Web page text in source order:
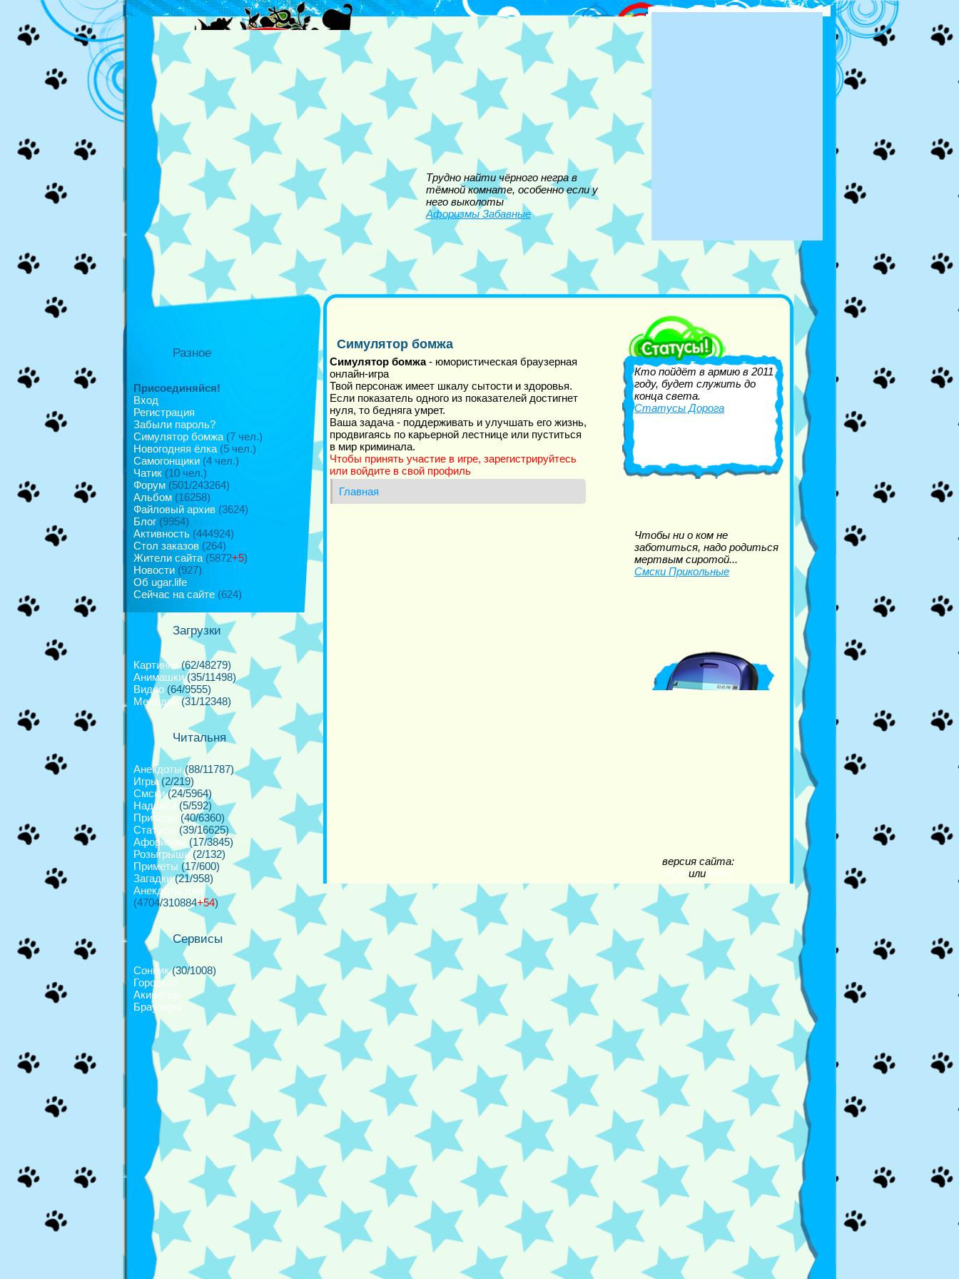
Трудно найти чёрного негра в
тёмной комнате, особенно если у
него выколоты
Афоризмы Забавные
Симулятор бомжа
Симулятор бомжа- юмористическая браузерная
онлайн-игра
Твой персонаж имеет шкалу сытости и здоровья.
Если показатель одного из показателей достигнет
нуля, то бедняга умрет.
Ваша задача - поддерживать и улучшать его жизнь,
продвигаясь по карьерной лестнице или пуститься
в мир криминала.
Чтобы принять участие в игре, зарегистрируйтесь
или войдите в свой профиль
Главная
Кто пойдёт в армию в 2011
году, будет служить до
конца света.
Статусы Дорога
Чтобы ни о ком не
заботиться, надо родиться
мертвым сиротой...
Смски Прикольные
версия сайта:
PDA или WAP
Разное
Присоединяйся!
Вход
Регистрация
Забыли пароль?
Симулятор бомжа (7 чел.)
Новогодняя ёлка (5 чел.)
Самогонщики (4 чел.)
Чатик (10 чел.)
Форум (501/243264)
Альбом (16258)
Файловый архив (3624)
Блог (9954)
Активность (444924)
Стол заказов (264)
Жители сайта (5872+5)
Новости (927)
Об ugar.life
Сейчас на сайте (624)
Загрузки
Картинки
(62/48279)
Анимашки(35/11498)
Видео (64/9555)
Мелодии
(31/12348)
Читальня
Анекдоты(88/11787)
Игры(2/219)
Смски(24/5964)
Надписи
(5/592)
Приколы
(40/6360)
Cтатусы
(39/16625)
Афоризмы
(17/3845)
Розыгрыши(2/132)
Приметы (17/600)
Загадки(21/958)
Анекдоты дня
(4704/310884+54)
Сервисы
Сонник(30/1008)
Гороскоп
Акинатор
Браузеры